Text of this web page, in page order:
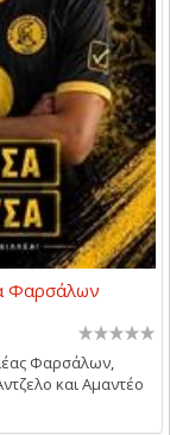
Φαρσάλων
Φαρσάλων,
και Αμαντέο